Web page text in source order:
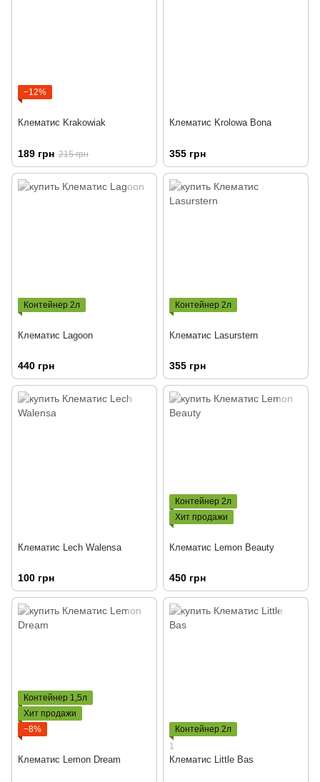
−12%
Клематис Krakowiak
189 грн 215 грн
Клематис Krolowa Bona
355 грн
Контейнер 2л
Клематис Lagoon
440 грн
Контейнер 2л
Клематис Lasurstern
355 грн
Клематис Lech Walensa
100 грн
Контейнер 2л
Хит продажи
Клематис Lemon Beauty
450 грн
Контейнер 1,5л
Хит продажи
−8%
Клематис Lemon Dream
Контейнер 2л
1
Клематис Little Bas